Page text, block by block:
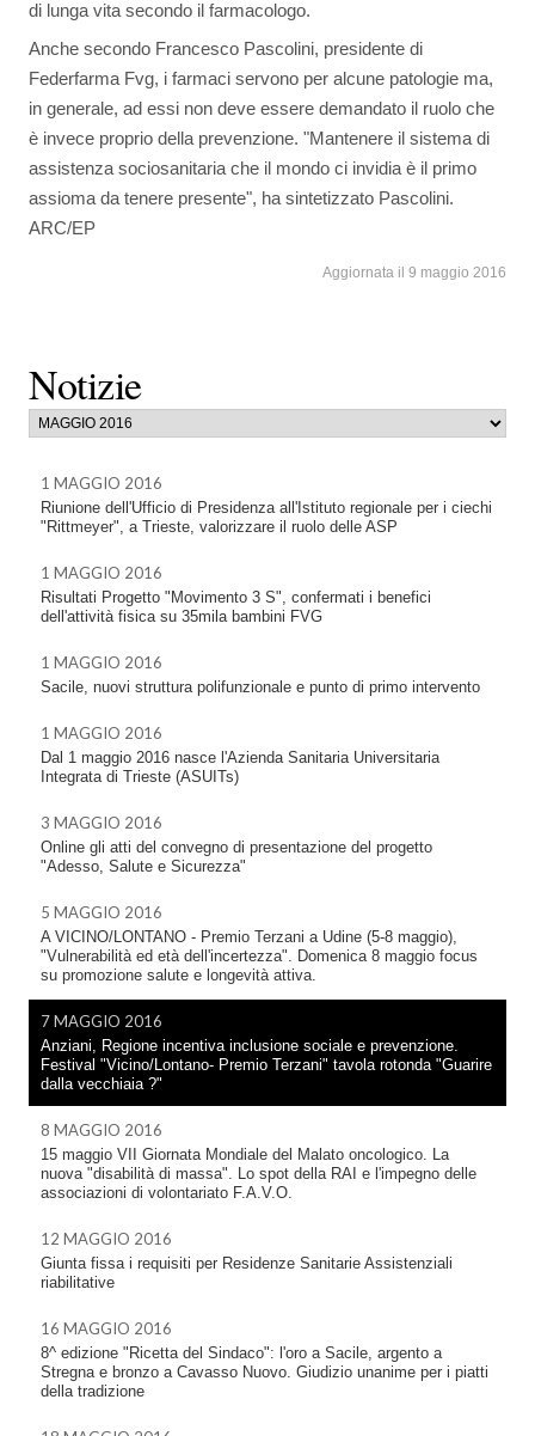
Notizie
1 MAGGIO 2016
Riunione dell'Ufficio di Presidenza all'Istituto regionale per i ciechi
"Rittmeyer", a Trieste, valorizzare il ruolo delle ASP
1 MAGGIO 2016
Risultati Progetto "Movimento 3 S", confermati i benefici
dell'attività fisica su 35mila bambini FVG
1 MAGGIO 2016
Sacile, nuovi struttura polifunzionale e punto di primo intervento
1 MAGGIO 2016
Dal 1 maggio 2016 nasce l'Azienda Sanitaria Universitaria
Integrata di Trieste (ASUITs)
3 MAGGIO 2016
Online gli atti del convegno di presentazione del progetto
"Adesso, Salute e Sicurezza"
5 MAGGIO 2016
A VICINO/LONTANO - Premio Terzani a Udine (5-8 maggio),
"Vulnerabilità ed età dell'incertezza". Domenica 8 maggio focus
su promozione salute e longevità attiva.
7 MAGGIO 2016
Anziani, Regione incentiva inclusione sociale e prevenzione.
Festival "Vicino/Lontano- Premio Terzani" tavola rotonda "Guarire
dalla vecchiaia ?"
8 MAGGIO 2016
15 maggio VII Giornata Mondiale del Malato oncologico. La
nuova "disabilità di massa". Lo spot della RAI e l'impegno delle
associazioni di volontariato F.A.V.O.
12 MAGGIO 2016
Giunta fissa i requisiti per Residenze Sanitarie Assistenziali
riabilitative
16 MAGGIO 2016
8^ edizione "Ricetta del Sindaco": l'oro a Sacile, argento a
Stregna e bronzo a Cavasso Nuovo. Giudizio unanime per i piatti
della tradizione
di lunga vita secondo il farmacologo.
Anche secondo Francesco Pascolini, presidente di
Federfarma Fvg, i farmaci servono per alcune patologie ma,
in generale, ad essi non deve essere demandato il ruolo che
è invece proprio della prevenzione. "Mantenere il sistema di
assistenza sociosanitaria che il mondo ci invidia è il primo
assioma da tenere presente", ha sintetizzato Pascolini.
ARC/EP
Aggiornata il 9 maggio 2016